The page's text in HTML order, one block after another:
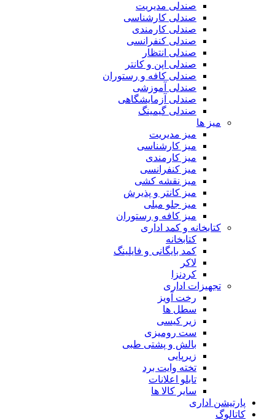
صندلی مدیریت
صندلی کارشناسی
صندلی کارمندی
صندلی کنفرانسی
صندلی انتظار
صندلی اپن و کانتر
صندلی کافه و رستوران
صندلی آموزشی
صندلی آزمایشگاهی
صندلی گیمینگ
میز ها
میز مدیریت
میز کارشناسی
میز کارمندی
میز کنفرانسی
میز نقشه کشی
میز کانتر و پذیرش
میز جلو مبلی
میز کافه و رستوران
کتابخانه و کمد اداری
کتابخانه
کمد بایگانی و فایلینگ
لاکر
کردنزا
تجهیزات اداری
رخت آویز
سطل ها
زیر کیسی
ست رومیزی
بالش و پشتی طبی
زیرپایی
تخته وایت برد
تابلو اعلانات
سایر کالا ها
پارتیشن اداری
کاتالوگ